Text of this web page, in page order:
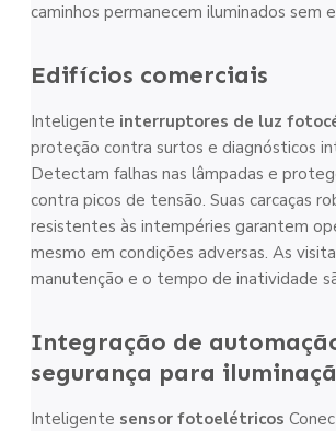
caminhos permanecem iluminados sem
Edifícios comerciais
Inteligente interruptores de luz
proteção contra surtos e diagnósticos
Detectam falhas nas lâmpadas e
contra picos de tensão. Suas carcaças
resistentes às intempéries garantem
mesmo em condições adversas. As
manutenção e o tempo de inatividade
Integração de
segurança para
Inteligente sensor fotoelétricos